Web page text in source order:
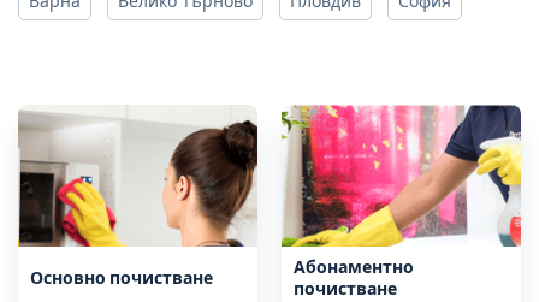
Основно почистване
Абонаментно
почистване